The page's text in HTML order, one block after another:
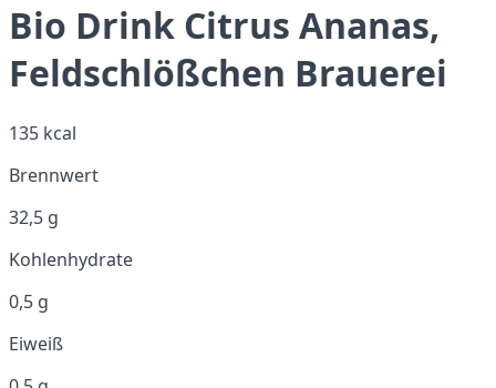
Bio Drink Citrus Ananas,
Feldschlößchen Brauerei
135 kcal
Brennwert
32,5 g
Kohlenhydrate
0,5 g
Eiweiß